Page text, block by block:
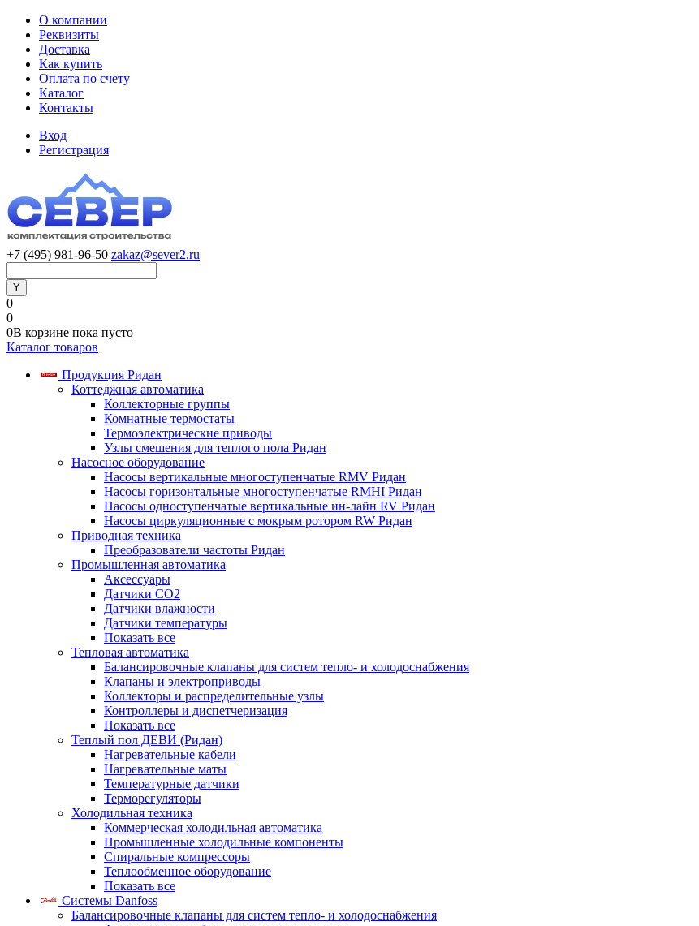
О компании
Реквизиты
Доставка
Как купить
Оплата по счету
Каталог
Контакты
Вход
Регистрация
+7 (495) 981-96-50 zakaz@sever2.ru
0
0
0В корзине пока пусто
Каталог товаров
Продукция Ридан
Коттеджная автоматика
Коллекторные группы
Комнатные термостаты
Термоэлектрические приводы
Узлы смешения для теплого пола Ридан
Насосное оборудование
Насосы вертикальные многоступенчатые RMV Ридан
Насосы горизонтальные многоступенчатые RMHI Ридан
Насосы одноступенчатые вертикальные ин-лайн RV Ридан
Насосы циркуляционные с мокрым ротором RW Ридан
Приводная техника
Преобразователи частоты Ридан
Промышленная автоматика
Аксессуары
Датчики CO2
Датчики влажности
Датчики температуры
Показать все
Тепловая автоматика
Балансировочные клапаны для систем тепло- и холодоснабжения
Клапаны и электроприводы
Коллекторы и распределительные узлы
Контроллеры и диспетчеризация
Показать все
Теплый пол ДЕВИ (Ридан)
Нагревательные кабели
Нагревательные маты
Температурные датчики
Терморегуляторы
Холодильная техника
Коммерческая холодильная автоматика
Промышленные холодильные компоненты
Спиральные компрессоры
Теплообменное оборудование
Показать все
Системы Danfoss
Балансировочные клапаны для систем тепло- и холодоснабжения